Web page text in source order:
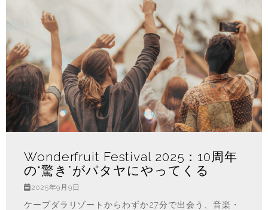
Wonderfruit Festival 2025：10周年
の“驚き”がパタヤにやってくる
2025年9月9日
ケープダラリゾートからわずか27分で出会う、音楽・